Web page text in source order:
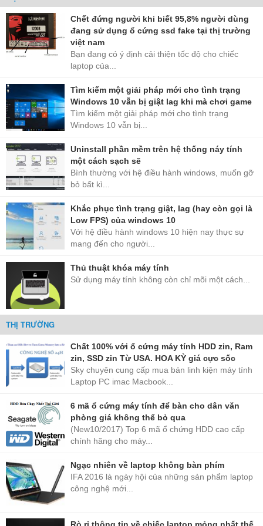
hoạt động lâu dài, cảm biến RV trong môi trường RAID duy trì hiệu
suất ổ đĩa bằng cách cải thiện khả năng chống chịu rung động.
Quý khách cần biết khi mua ổ cứng tại linhkien24h.vn
Các ảnh trong bài viết shop đăng được chụp tại 1 thời điển
nhất định mang tính cách biểu tượng
Các Model kiểu dáng ổ cứng có thể thay đổi do nhà máy
(hãng) nâng cấp lên phiên bản mới tại thời điểm bất kỳ
Japan Taiwan Korea Philippines Thailand...
Lưu ý: Khi mua hàng online hãy chọn những Shop hoặc Công
Ty uy tín có đầy đủ thông tin, địa chỉ để trong quá trình sử
dụng sản phẩm nếu bị phát sinh lỗi các bạn có thông tin liên
hệ bảo hành tốt nhất.
Chúc các bạn mua và lựa chọn được sản phẩm chất lượng như
mong muốn !
----------------------------
Văn Phòng Đại Diện Bảo Hành linhkien24h.vn
Chết đứng người khi biết 95,8% người dùng
đang sử dụng ổ cứng ssd fake tại thị trường
việt nam
Bạn đang có ý định cải thiện tốc độ cho chiếc
laptop của...
Tìm kiếm một giải pháp mới cho tình trạng
Windows 10 vẫn bị giật lag khi mà chơi game
Tìm kiếm một giải pháp mới cho tình trạng
Windows 10 vẫn bị...
Uninstall phần mềm trên hệ thống náy tính
một cách sạch sẽ
Bình thường với hệ điều hành windows, muốn gỡ
bỏ bất kì...
Khắc phục tình trạng giật, lag (hay còn gọi là
Low FPS) của windows 10
Với hệ điều hành windows 10 hiện nay thực sự
mang đến cho người...
Thủ thuật khóa máy tính
Sử dụng máy tính không còn chỉ mõi một cách...
THỊ TRƯỜNG
Chất 100% với ổ cứng máy tính HDD zin, Ram
zin, SSD zin Từ USA. HOA KỲ giá cực sốc
Sky chuyên cung cấp mua bán linh kiện máy tính
Laptop PC imac Macbook...
6 mã ổ cứng máy tính để bàn cho dân văn
phòng giá không thể bỏ qua
(New10/2017) Top 6 mã ổ chứng HDD cao cấp
chính hãng cho máy...
Ngạc nhiên về laptop không bàn phím
IFA 2016 là ngày hội của những sản phẩm laptop
công nghệ mới...